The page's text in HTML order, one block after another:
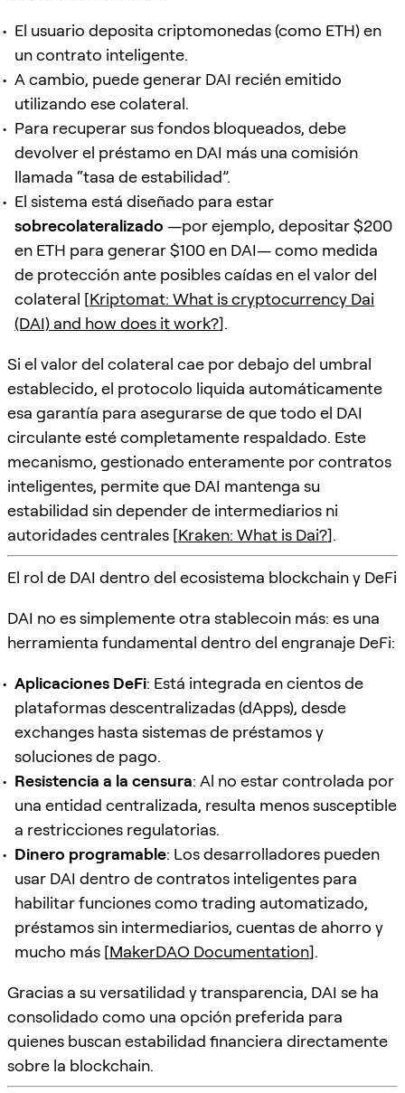
El usuario deposita criptomonedas (como ETH) en
un contrato inteligente.
A cambio, puede generar DAI recién emitido
utilizando ese colateral.
Para recuperar sus fondos bloqueados, debe
devolver el préstamo en DAI más una comisión
llamada “tasa de estabilidad”.
El sistema está diseñado para estar
sobrecolateralizado —por ejemplo, depositar $200
en ETH para generar $100 en DAI— como medida
de protección ante posibles caídas en el valor del
colateral [Kriptomat: What is cryptocurrency Dai
(DAI) and how does it work?].
Si el valor del colateral cae por debajo del umbral
establecido, el protocolo liquida automáticamente
esa garantía para asegurarse de que todo el DAI
circulante esté completamente respaldado. Este
mecanismo, gestionado enteramente por contratos
inteligentes, permite que DAI mantenga su
estabilidad sin depender de intermediarios ni
autoridades centrales [Kraken: What is Dai?].
El rol de DAI dentro del ecosistema blockchain y DeFi
DAI no es simplemente otra stablecoin más: es una
herramienta fundamental dentro del engranaje DeFi:
Aplicaciones DeFi: Está integrada en cientos de
plataformas descentralizadas (dApps), desde
exchanges hasta sistemas de préstamos y
soluciones de pago.
Resistencia a la censura: Al no estar controlada por
una entidad centralizada, resulta menos susceptible
a restricciones regulatorias.
Dinero programable: Los desarrolladores pueden
usar DAI dentro de contratos inteligentes para
habilitar funciones como trading automatizado,
préstamos sin intermediarios, cuentas de ahorro y
mucho más [MakerDAO Documentation].
Gracias a su versatilidad y transparencia, DAI se ha
consolidado como una opción preferida para
quienes buscan estabilidad financiera directamente
sobre la blockchain.